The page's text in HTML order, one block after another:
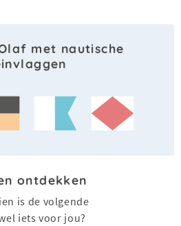
met nautische
ontdekken
is de volgende
iets voor jou?